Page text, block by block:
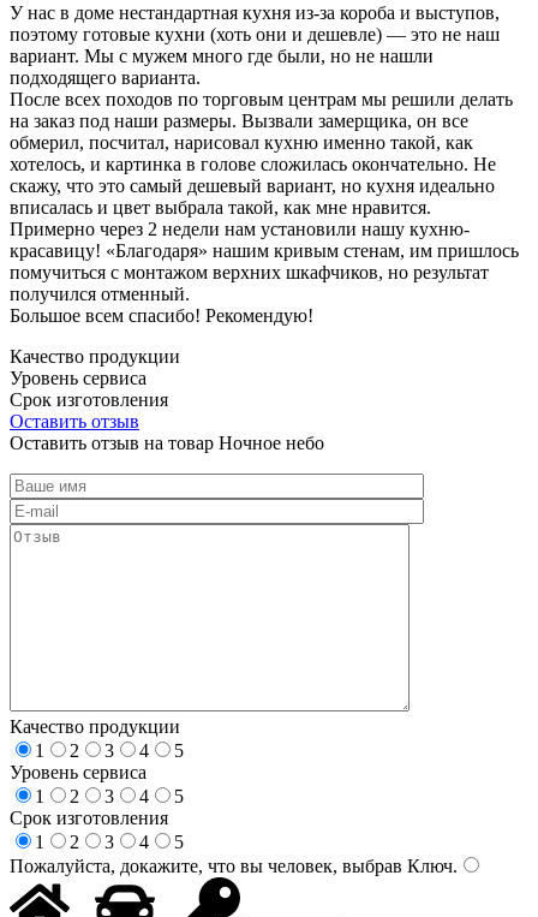
У нас в доме нестандартная кухня из-за короба и выступов,
поэтому готовые кухни (хоть они и дешевле) — это не наш
вариант. Мы с мужем много где были, но не нашли
подходящего варианта.
После всех походов по торговым центрам мы решили делать
на заказ под наши размеры. Вызвали замерщика, он все
обмерил, посчитал, нарисовал кухню именно такой, как
хотелось, и картинка в голове сложилась окончательно. Не
скажу, что это самый дешевый вариант, но кухня идеально
вписалась и цвет выбрала такой, как мне нравится.
Примерно через 2 недели нам установили нашу кухню-
красавицу! «Благодаря» нашим кривым стенам, им пришлось
помучиться с монтажом верхних шкафчиков, но результат
получился отменный.
Большое всем спасибо! Рекомендую!
Качество продукции
Уровень сервиса
Срок изготовления
Оставить отзыв
Оставить отзыв на товар Ночное небо
Качество продукции
1
2 3 4
5
Уровень сервиса
1
2 3 4
5
Срок изготовления
1
2 3 4
5
Пожалуйста, докажите, что вы человек, выбрав Ключ.